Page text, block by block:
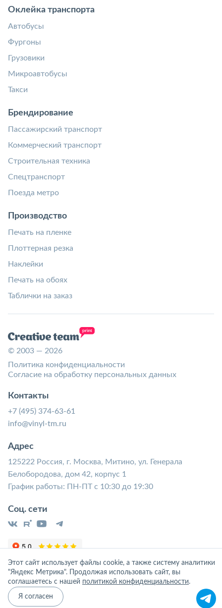
Оклейка транспорта
Автобусы
Фургоны
Грузовики
Микроавтобусы
Такси
Брендирование
Пассажирский транспорт
Коммерческий транспорт
Строительная техника
Спецтранспорт
Поезда метро
Производство
Печать на пленке
Плоттерная резка
Наклейки
Печать на обоях
Таблички на заказ
© 2003 — 2026
Политика конфиденциальности
Согласие на обработку персональных данных
Контакты
+7 (495) 374-63-61
info@vinyl-tm.ru
Адрес
125222 Россия, г. Москва, Митино, ул. Генерала
Белобородова, дом 42, корпус 1
График работы: ПН-ПТ с 10:30 до 19:30
Соц. сети
Этот сайт использует файлы cookie, а также систему аналитики
"Яндекс Метрика". Продолжая использовать сайт, вы
соглашаетесь с нашей политикой конфиденциальности.
Я согласен